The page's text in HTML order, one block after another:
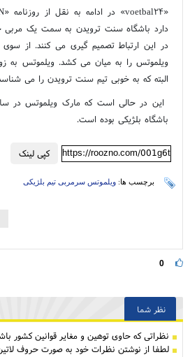
دارد باشگاه سنت ترویدن به سمت یک مربی
در این ارتباط تصمیم گیری می کنند. از سوی
ویلموتس را به میان می کشد. ویلموتس به
البته که به خوبی تیم سنت ترویدن را می
باشگاه بلژیکی بوده است.
کپی لینک https://roozno.com/001g6t
برچسب ها: ویلموتس سرمربی تیم بلژیکی
0
نظر شما
نظراتی كه حاوی توهین و مغایر قوانین کشور
لطفا از نوشتن نظرات خود به صورت حروف